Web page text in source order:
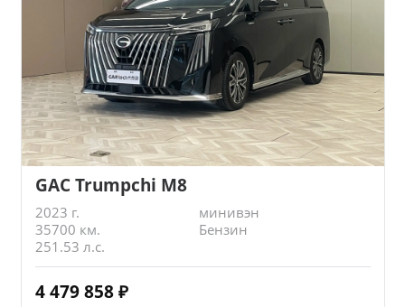
GAC Trumpchi M8
2023 г.
минивэн
35700 км.
Бензин
251.53 л.с.
4 479 858 ₽